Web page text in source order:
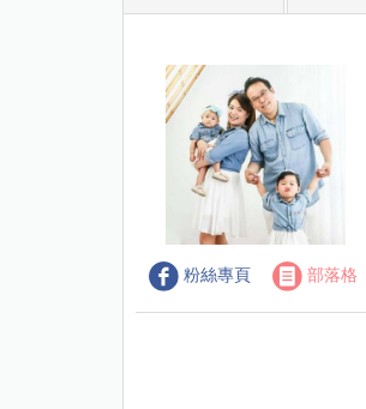
粉絲專頁 部落格